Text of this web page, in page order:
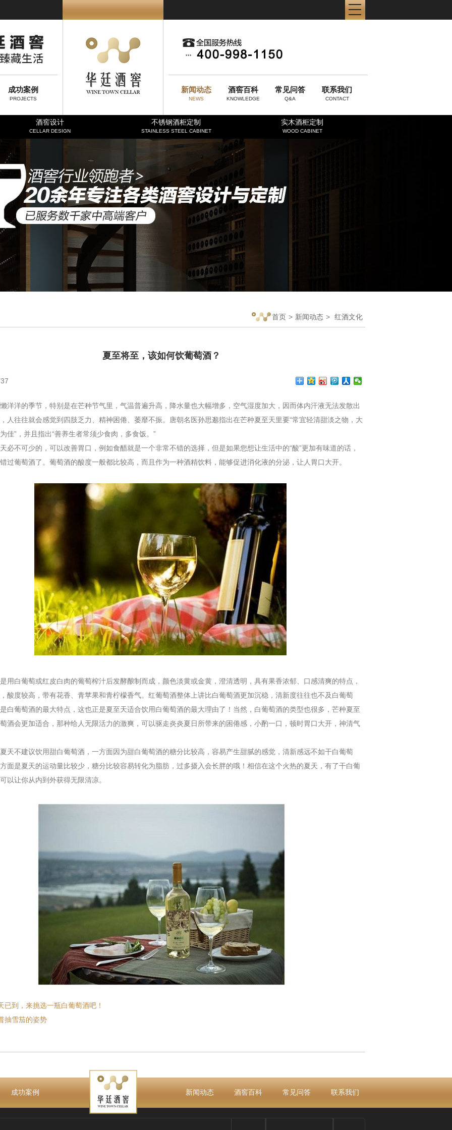
成功案例
PROJECTS
新闻动态
NEWS
酒窖百科
KNOWLEDGE
常见问答
Q&A
联系我们
CONTACT
酒窖设计
CELLAR DESIGN
不锈钢酒柜定制
STAINLESS STEEL CABINET
实木酒柜定制
WOOD CABINET
首页 > 新闻动态 > 红酒文化
夏至将至，该如何饮葡萄酒？
洋的季节，特别是在芒种节气里，气温普遍升高，降水量也大幅增多，空气湿度加大，因而体内汗液无法发散出
人往往就会感觉到四肢乏力、精神困倦、萎靡不振。唐朝名医孙思邈指出在芒种夏至天里要“常宜轻清甜淡之物，大
佳”，并且指出“善养生者常须少食肉，多食饭。”
不可少的，可以改善胃口，例如食醋就是一个非常不错的选择，但是如果您想让生活中的“酸”更加有味道的话，
过葡萄酒了。葡萄酒的酸度一般都比较高，而且作为一种酒精饮料，能够促进消化液的分泌，让人胃口大开。
白葡萄或红皮白肉的葡萄榨汁后发酵酿制而成，颜色淡黄或金黄，澄清透明，具有果香浓郁、口感清爽的特点，
酸度较高，带有花香、青苹果和青柠檬香气。红葡萄酒整体上讲比白葡萄酒更加沉稳，清新度往往也不及白葡萄
白葡萄酒的最大特点，这也正是夏至天适合饮用白葡萄酒的最大理由了！当然，白葡萄酒的类型也很多，芒种夏至
酒会更加适合，那种给人无限活力的激爽，可以驱走炎炎夏日所带来的困倦感，小酌一口，顿时胃口大开，神清气
不建议饮用甜白葡萄酒，一方面因为甜白葡萄酒的糖分比较高，容易产生甜腻的感觉，清新感远不如干白葡萄
面是夏天的运动量比较少，糖分比较容易转化为脂肪，过多摄入会长胖的哦！相信在这个火热的夏天，有了干白葡
以让你从内到外获得无限清凉。
已到，来挑选一瓶白葡萄酒吧！
抽雪茄的姿势
成功案例 新闻动态 酒窖百科 常见问答 联系我们